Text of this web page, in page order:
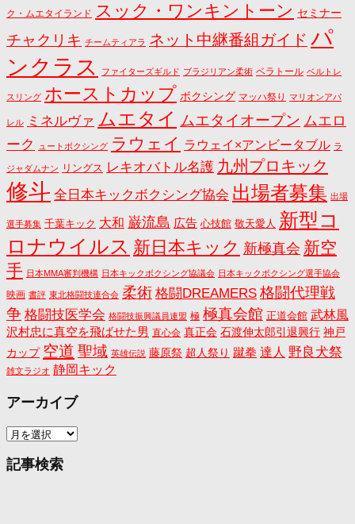
ク・ムエタイランド スック・ワンキントーン セミナー
チャクリキ チームティアラ ネット中継番組ガイド パ
ンクラス
ファイターズギルド ブラジリアン柔術 ベラトール ベルトレ
スリング ホーストカップ ボクシング マッハ祭り マリオンアパ
レル ミネルヴァ ムエタイ ムエタイオープン ムエロ
ーク
ュートボクシング ラウェイ ラウェイ×アンビータブル ラ
ジャダムナン リングス レキオバトル名護 九州プロキック
修斗 全日本キックボクシング協会 出場者募集 出場
選手募集 千葉キック 大和 巌流島 広告 心技館 敬天愛人 新型コ
ロナウイルス 新日本キック 新極真会 新空
手 日本MMA審判機構 日本キックボクシング協議会 日本キックボクシング選手協会
映画 書評 東北格闘技連合会 柔術 格闘DREAMERS 格闘代理戦
争 格闘技医学会 格闘技振興議員連盟 極 極真会館 正道会館 武林風
沢村忠に真空を飛ばせた男 直心会 真正会 石渡伸太郎引退興行 神戸
カップ 空道 聖域 英雄伝説 藤原祭 超人祭り 蹴拳 達人 野良犬祭
雑文ラジオ 静岡キック
アーカイブ
ア
カ
記事検索